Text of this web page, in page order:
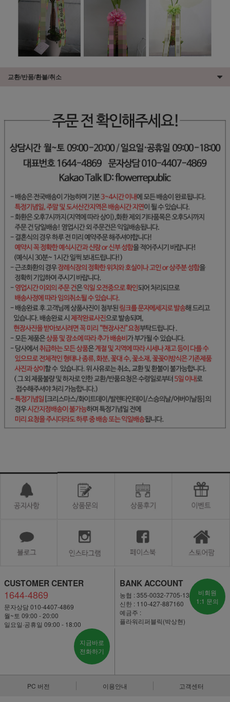
교환/반품/환불/취소
CUSTOMER CENTER
1644-4869
문자상담 010-4407-4869
월~토 09:00 - 20:00
일요일·공휴일 09:00 - 18:00
지금바로
전화하기
BANK ACCOUNT
농협 : 355-0032-7705-13
신한 : 110-427-887160
예금주 :
플라워리퍼블릭(박상현)
비회원
1:1 문의
PC 버전 이용안내 고객센터